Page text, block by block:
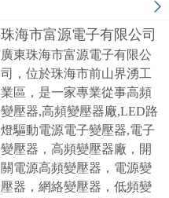
珠海市富源電子有限公司
廣東珠海市富源電子有限公
司，位於珠海市前山界湧工
業區，是一家專業從事高頻
變壓器,高頻變壓器廠,LED路
燈驅動電源電子變壓器,電子
變壓器，高頻變壓器廠，開
關電源高頻變壓器，電源變
壓器，網絡變壓器，低頻變